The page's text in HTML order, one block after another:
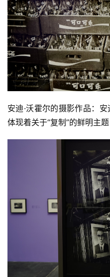
安迪·沃霍尔的摄影作品：
体现着关于“复制”的鲜明主题